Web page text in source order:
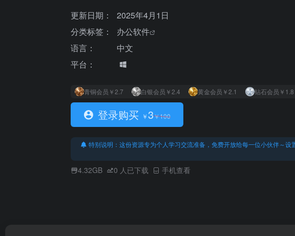
更新日期：
2025年4月1日
分类标签：
办公软件
语言：
中文
平台：
青铜会员 ￥2.7 白银会员 ￥2.4 黄金会员 ￥2.1 钻石会员 ￥1.8
登录购买 ￥3￥100
特别说明：这份资源专为个人学习交流准备，免费开放给每一位小伙伴～
4.32GB 0 人已下载 手机查看